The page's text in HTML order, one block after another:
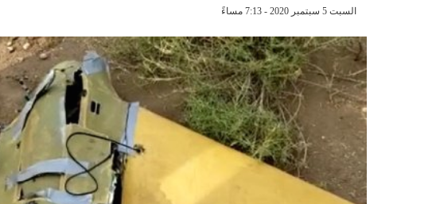
السبت 5 سبتمبر 2020 - 7:13 مساءً